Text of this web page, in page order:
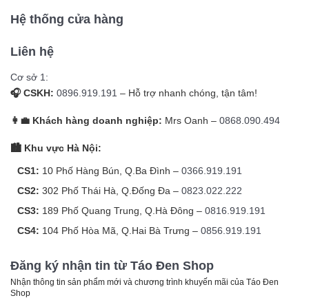
Hệ thống cửa hàng
Liên hệ
Cơ sở 1:
🎧 CSKH: 0896.919.191 – Hỗ trợ nhanh chóng, tận tâm!
👩‍💼 Khách hàng doanh nghiệp: Mrs Oanh – 0868.090.494
🏙️ Khu vực Hà Nội:
CS1: 10 Phố Hàng Bún, Q.Ba Đình – 0366.919.191
CS2: 302 Phố Thái Hà, Q.Đống Đa – 0823.022.222
CS3: 189 Phố Quang Trung, Q.Hà Đông – 0816.919.191
CS4: 104 Phố Hòa Mã, Q.Hai Bà Trưng – 0856.919.191
Đăng ký nhận tin từ Táo Đen Shop
Nhận thông tin sản phẩm mới và chương trình khuyến mãi của Táo Đen
Shop